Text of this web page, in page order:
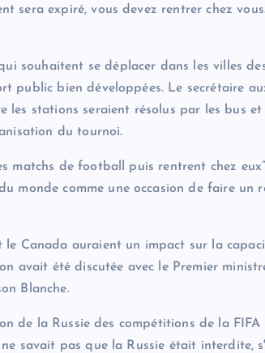
sera expiré, vous devez rentrer chez
souhaitent se déplacer dans les villes
bien développées. Le secrétaire
stations seraient résolus par les bus et
du tournoi.
matchs de football puis rentrent chez
monde comme une occasion de faire un
le Canada auraient un impact sur la
avait été discutée avec le Premier
Blanche.
de la Russie des compétitions de la FIFA
savait pas que la Russie était interdite,